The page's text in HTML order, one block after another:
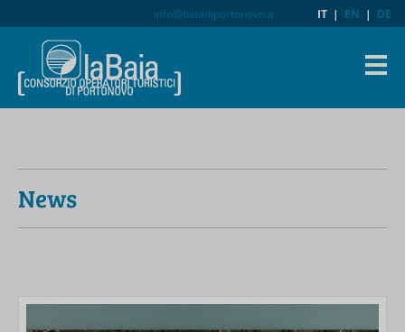
info@baiadiportonovo.it IT | EN | DE
News